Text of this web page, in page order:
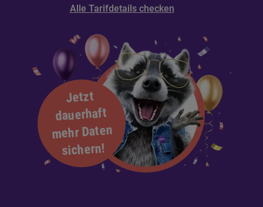
Alle Tarifdetails checken
Jetzt
dauerhaft
mehr Daten
sichern!